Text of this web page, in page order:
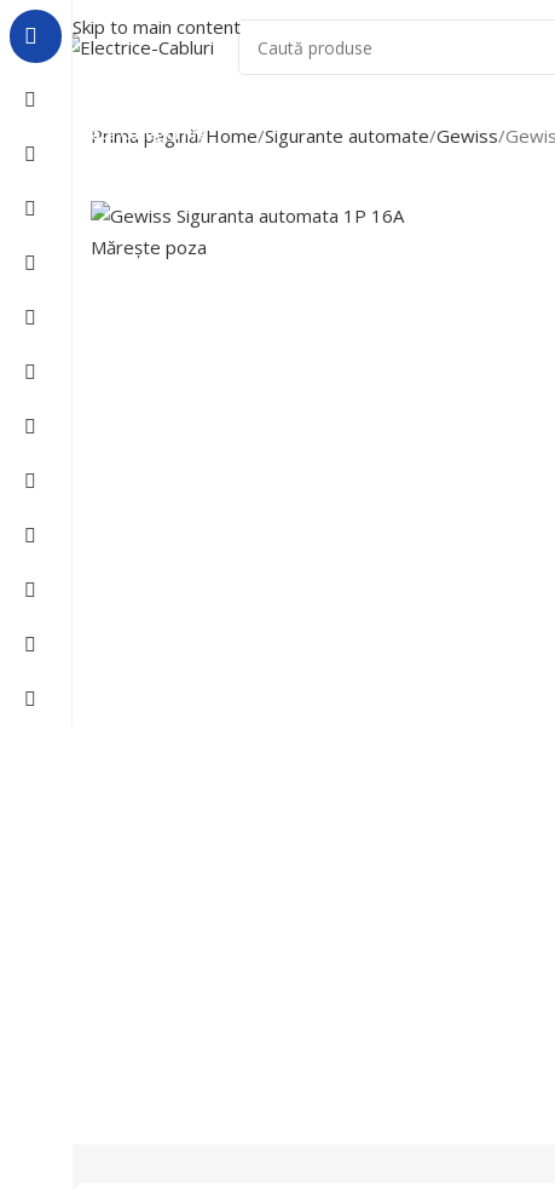
Skip to main content
Toate Categoriile
Prima pagină Home Sigurante automate Gewiss
Mărește poza